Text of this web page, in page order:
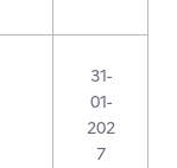
31-
01-
202
7